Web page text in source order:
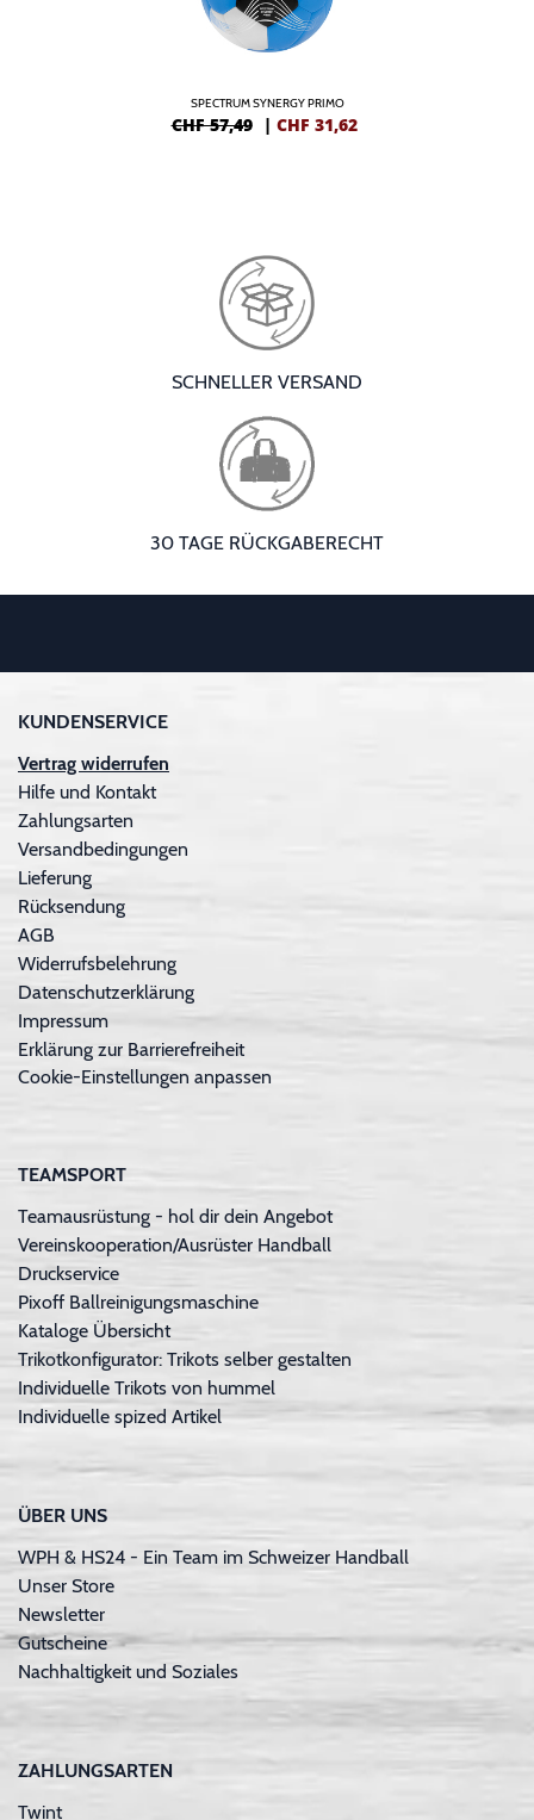
SPECTRUM SYNERGY PRIMO
CHF 57,49 | CHF 31,62
SCHNELLER VERSAND
30 TAGE RÜCKGABERECHT
KUNDENSERVICE
Vertrag widerrufen
Hilfe und Kontakt
Zahlungsarten
Versandbedingungen
Lieferung
Rücksendung
AGB
Widerrufsbelehrung
Datenschutzerklärung
Impressum
Erklärung zur Barrierefreiheit
Cookie-Einstellungen anpassen
TEAMSPORT
Teamausrüstung - hol dir dein Angebot
Vereinskooperation/Ausrüster Handball
Druckservice
Pixoff Ballreinigungsmaschine
Kataloge Übersicht
Trikotkonfigurator: Trikots selber gestalten
Individuelle Trikots von hummel
Individuelle spized Artikel
ÜBER UNS
WPH & HS24 - Ein Team im Schweizer Handball
Unser Store
Newsletter
Gutscheine
Nachhaltigkeit und Soziales
ZAHLUNGSARTEN
Twint